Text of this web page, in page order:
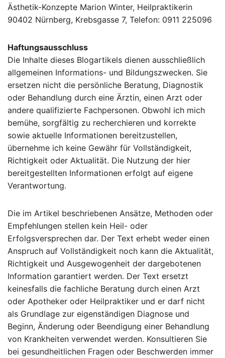
Ästhetik-Konzepte Marion Winter, Heilpraktikerin
90402 Nürnberg, Krebsgasse 7, Telefon: 0911 225096
Haftungsausschluss
Die Inhalte dieses Blogartikels dienen ausschließlich
allgemeinen Informations- und Bildungszwecken. Sie
ersetzen nicht die persönliche Beratung, Diagnostik
oder Behandlung durch eine Ärztin, einen Arzt oder
andere qualifizierte Fachpersonen. Obwohl ich mich
bemühe, sorgfältig zu recherchieren und korrekte
sowie aktuelle Informationen bereitzustellen,
übernehme ich keine Gewähr für Vollständigkeit,
Richtigkeit oder Aktualität. Die Nutzung der hier
bereitgestellten Informationen erfolgt auf eigene
Verantwortung.
Die im Artikel beschriebenen Ansätze, Methoden oder
Empfehlungen stellen kein Heil- oder
Erfolgsversprechen dar. Der Text erhebt weder einen
Anspruch auf Vollständigkeit noch kann die Aktualität,
Richtigkeit und Ausgewogenheit der dargebotenen
Information garantiert werden. Der Text ersetzt
keinesfalls die fachliche Beratung durch einen Arzt
oder Apotheker oder Heilpraktiker und er darf nicht
als Grundlage zur eigenständigen Diagnose und
Beginn, Änderung oder Beendigung einer Behandlung
von Krankheiten verwendet werden. Konsultieren Sie
bei gesundheitlichen Fragen oder Beschwerden immer